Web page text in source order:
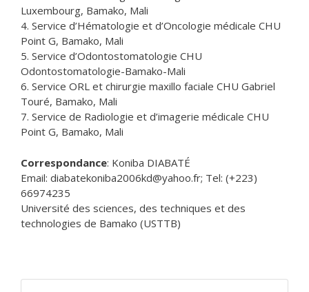
Luxembourg, Bamako, Mali
4. Service d’Hématologie et d’Oncologie médicale CHU
Point G, Bamako, Mali
5. Service d’Odontostomatologie CHU
Odontostomatologie-Bamako-Mali
6. Service ORL et chirurgie maxillo faciale CHU Gabriel
Touré, Bamako, Mali
7. Service de Radiologie et d’imagerie médicale CHU
Point G, Bamako, Mali
Correspondance: Koniba DIABATÉ
Email: diabatekoniba2006kd@yahoo.fr; Tel: (+223)
66974235
Université des sciences, des techniques et des
technologies de Bamako (USTTB)